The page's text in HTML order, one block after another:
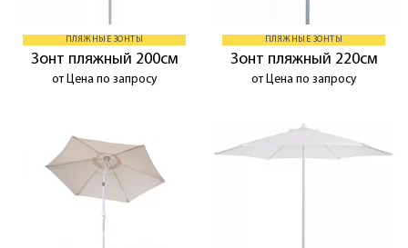
ПЛЯЖНЫЕ ЗОНТЫ
Зонт пляжный 200см
от Цена по запросу
ПЛЯЖНЫЕ ЗОНТЫ
Зонт пляжный 220см
от Цена по запросу